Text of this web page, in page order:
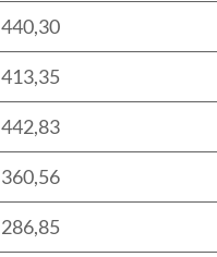
440,30
413,35
442,83
360,56
286,85